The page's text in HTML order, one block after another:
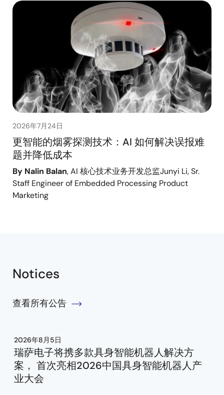
2026年7月24日
更智能的烟雾探测技术：AI 如何解决误报难
题并降低成本
By Nalin Balan, AI 核心技术业务开发总监Junyi Li, Sr.
Staff Engineer of Embedded Processing Product
Marketing
Notices
查看所有公告
2026年8月5日
瑞萨电子将携多款具身智能机器人解决方
案， 首次亮相2026中国具身智能机器人产
业大会